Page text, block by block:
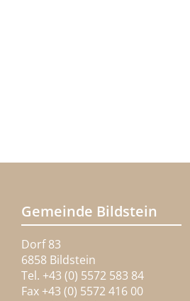
Gemeinde Bildstein
Dorf 83
6858 Bildstein
Tel. +43 (0) 5572 583 84
Fax +43 (0) 5572 416 00